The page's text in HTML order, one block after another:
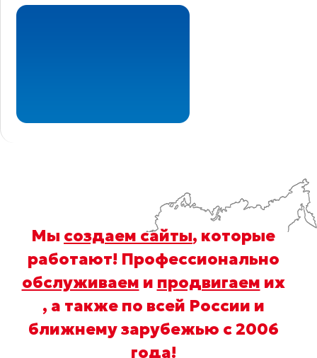
Мы создаем сайты, которые
работают! Профессионально
обслуживаем и продвигаем их
, а также по всей России и
ближнему зарубежью с 2006
года!